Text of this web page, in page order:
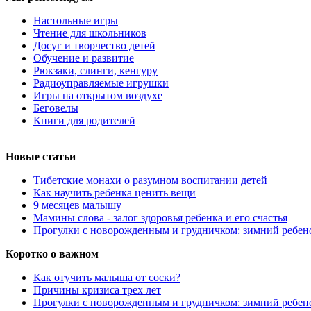
Настольные игры
Чтение для школьников
Досуг и творчество детей
Обучение и развитие
Рюкзаки, слинги, кенгуру
Радиоуправляемые игрушки
Игры на открытом воздухе
Беговелы
Книги для родителей
Новые статьи
Тибетские монахи о разумном воспитании детей
Как научить ребенка ценить вещи
9 месяцев малышу
Мамины слова - залог здоровья ребенка и его счастья
Прогулки с новорожденным и грудничком: зимний
Коротко о важном
Как отучить малыша от соски?
Причины кризиса трех лет
Прогулки с новорожденным и грудничком: зимний